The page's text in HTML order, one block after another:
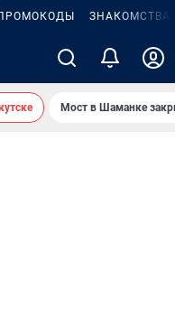
ЗНАКОМСТВА
Мост в Шаманке